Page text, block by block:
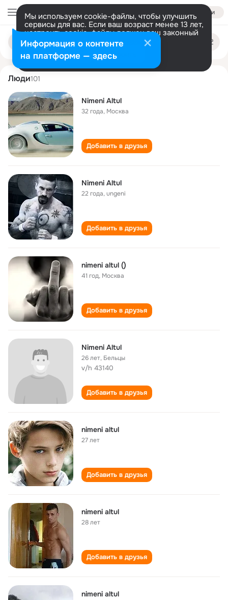
Войти
Мы используем cookie-файлы, чтобы улучшить
сервисы для вас. Если ваш возраст менее 13 лет,
настроить cookie-файлы должен ваш законный
представитель. Больше информации
Разрешить все Настроить
Поиск
людям
nimeni altul
Люди101
Nimeni Altul
32 года, Москва
Добавить в друзья
Nimeni Altul
22 года,ungeni
Добавить в друзья
nimeni altul ()
41 год, Москва
Добавить в друзья
Nimeni Altul
26 лет, Бельцы
v/h 43140
Добавить в друзья
nimeni altul
27 лет
Добавить в друзья
nimeni altul
28 лет
Добавить в друзья
nimeni altul
Информация о контенте
на платформе — здесь